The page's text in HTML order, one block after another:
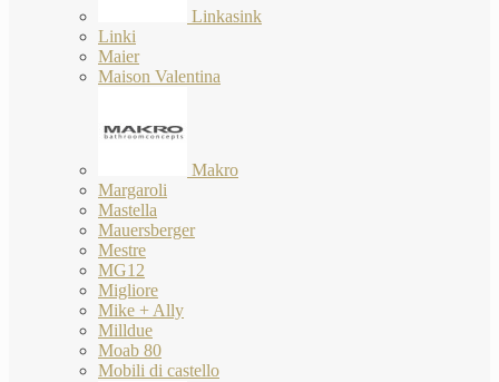
Linkasink
Linki
Maier
Maison Valentina
Makro
Margaroli
Mastella
Mauersberger
Mestre
MG12
Migliore
Mike + Ally
Milldue
Moab 80
Mobili di castello